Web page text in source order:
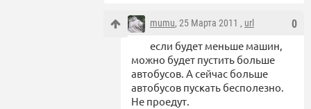
0
mumu, 25 Марта 2011 , url
если будет меньше машин,
можно будет пустить больше
автобусов. А сейчас больше
автобусов пускать бесполезно.
Не проедут.